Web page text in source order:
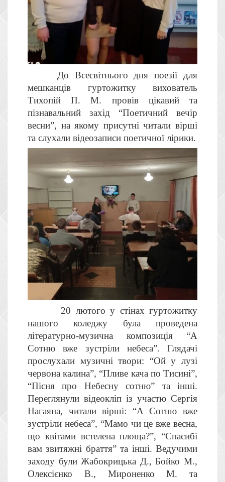
До Всесвітнього дня поезії для
мешканців гуртожитку вихователь
Тихопій П. М. провів цікавий та
пізнавальний захід “Поетичний вечір
весни”, на якому присутні читали вірші
та слухали відеозаписи поетичної лірики.
20 лютого у стінах гуртожитку
нашого коледжу була проведена
літературно-музична композиція “А
Сотню вже зустріли небеса”. Глядачі
прослухали музичні твори: “Ой у лузі
червона калина”, “Пливе кача по Тисині”,
“Пісня про Небесну сотню” та інші.
Переглянули відеокліп із участю Сергія
Нагаяна, читали вірші: “А Сотню вже
зустріли небеса”, “Мамо чи це вже весна,
що квітами встелена площа?”, “Спасибі
вам звитяжні браття” та інші. Ведучими
заходу були Жабокрицька Д., Бойко М.,
Олексієнко В., Мироненко М. та